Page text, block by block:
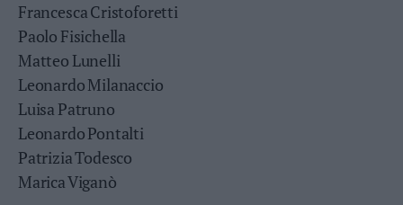
Francesca Cristoforetti
Paolo Fisichella
Matteo Lunelli
Leonardo Milanaccio
Luisa Patruno
Leonardo Pontalti
Patrizia Todesco
Marica Viganò